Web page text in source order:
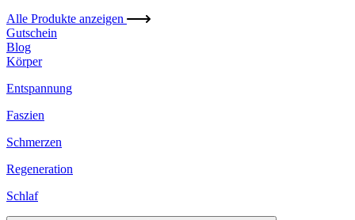
Alle Produkte anzeigen
Gutschein
Blog
Körper
Entspannung
Faszien
Schmerzen
Regeneration
Schlaf